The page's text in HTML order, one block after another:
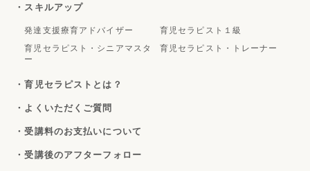
・スキルアップ
発達支援療育アドバイザー
育児セラピスト１級
育児セラピスト・シニアマスタ
ー
育児セラピスト・トレーナー
・育児セラピストとは？
・よくいただくご質問
・受講料のお支払いについて
・受講後のアフターフォロー